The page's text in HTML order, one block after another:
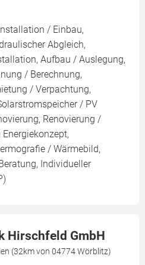
/ Einbau,
Abgleich,
Aufbau / Auslegung,
/ Berechnung,
/ Verpachtung,
/ PV
Renovierung /
/ Wärmebild,
Individueller
Hirschfeld GmbH
(32km von 04774 Wörblitz)